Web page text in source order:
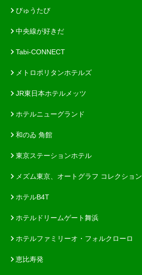
びゅうたび
中央線が好きだ
Tabi-CONNECT
メトロポリタンホテルズ
JR東日本ホテルメッツ
ホテルニューグランド
和のゐ 角館
東京ステーションホテル
メズム東京、オートグラフ コレクション
ホテルB4T
ホテルドリームゲート舞浜
ホテルファミリーオ・フォルクローロ
恵比寿発